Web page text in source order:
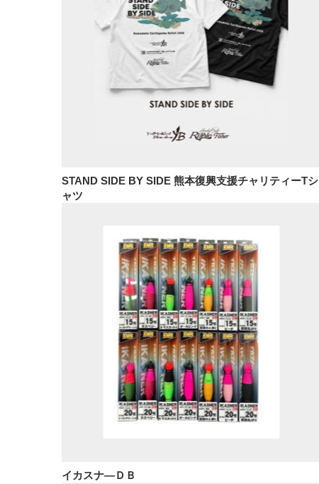
STAND SIDE BY SIDE 熊本復興支援チャリティーTシ
ャツ
イカスナ―ＤＢ